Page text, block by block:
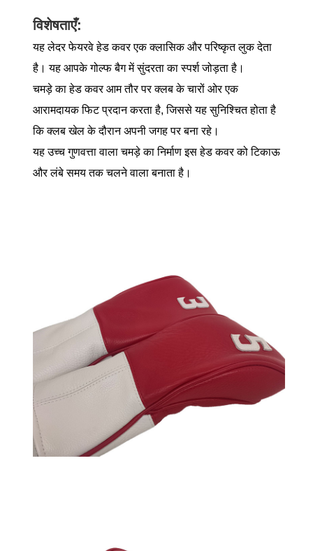
विशेषताएँ:
यह लेदर फेयरवे हेड कवर एक क्लासिक और परिष्कृत लुक देता
है। यह आपके गोल्फ बैग में सुंदरता का स्पर्श जोड़ता है।
चमड़े का हेड कवर आम तौर पर क्लब के चारों ओर एक
आरामदायक फिट प्रदान करता है, जिससे यह सुनिश्चित होता है
कि क्लब खेल के दौरान अपनी जगह पर बना रहे।
यह उच्च गुणवत्ता वाला चमड़े का निर्माण इस हेड कवर को टिकाऊ
और लंबे समय तक चलने वाला बनाता है।